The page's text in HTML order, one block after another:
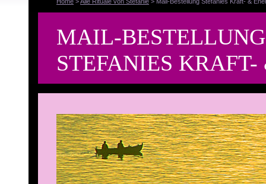
MAIL-BESTELLUNG
STEFANIES